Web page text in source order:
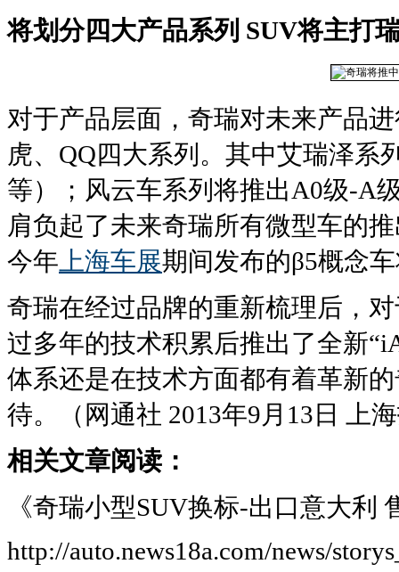
将划分四大产品系列 SUV将主打
对于产品层面，奇瑞对未来产品
虎、QQ四大系列。其中艾瑞泽系
等）；风云车系列将推出A0级-A
肩负起了未来奇瑞所有微型车的
今年 上海车展期间发布的β5概念
奇瑞在经过品牌的重新梳理后，
过多年的技术积累后推出了全新
体系还是在技术方面都有着革新
待。（网通社 2013年9月13日 上
相关文章阅读：
《奇瑞小型SUV换标-出口意大利
http://auto.news18a.com/news/